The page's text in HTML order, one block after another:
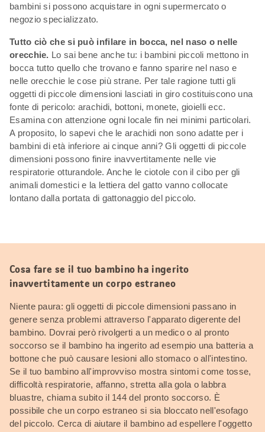
bambini si possono acquistare in ogni supermercato o
negozio specializzato.
Tutto ciò che si può infilare in bocca, nel naso o nelle
orecchie. Lo sai bene anche tu: i bambini piccoli mettono in
bocca tutto quello che trovano e fanno sparire nel naso e
nelle orecchie le cose più strane. Per tale ragione tutti gli
oggetti di piccole dimensioni lasciati in giro costituiscono una
fonte di pericolo: arachidi, bottoni, monete, gioielli ecc.
Esamina con attenzione ogni locale fin nei minimi particolari.
A proposito, lo sapevi che le arachidi non sono adatte per i
bambini di età inferiore ai cinque anni? Gli oggetti di piccole
dimensioni possono finire inavvertitamente nelle vie
respiratorie otturandole. Anche le ciotole con il cibo per gli
animali domestici e la lettiera del gatto vanno collocate
lontano dalla portata di gattonaggio del piccolo.
Cosa fare se il tuo bambino ha ingerito
inavvertitamente un corpo estraneo
Niente paura: gli oggetti di piccole dimensioni passano in
genere senza problemi attraverso l'apparato digerente del
bambino. Dovrai però rivolgerti a un medico o al pronto
soccorso se il bambino ha ingerito ad esempio una batteria a
bottone che può causare lesioni allo stomaco o all'intestino.
Se il tuo bambino all'improvviso mostra sintomi come tosse,
difficoltà respiratorie, affanno, stretta alla gola o labbra
bluastre, chiama subito il 144 del pronto soccorso. È
possibile che un corpo estraneo si sia bloccato nell'esofago
del piccolo. Cerca di aiutare il bambino ad espellere l'oggetto